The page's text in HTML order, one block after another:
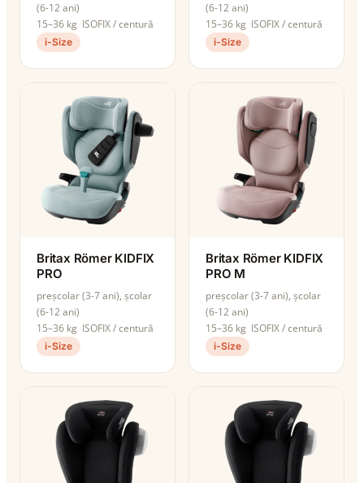
(6-12 ani)
15–36 kg ISOFIX / centură
i-Size
(6-12 ani)
15–36 kg ISOFIX / centură
i-Size
Britax Römer KIDFIX
PRO
preșcolar (3-7 ani), școlar
(6-12 ani)
15–36 kg ISOFIX / centură
i-Size
Britax Römer KIDFIX
PRO M
preșcolar (3-7 ani), școlar
(6-12 ani)
15–36 kg ISOFIX / centură
i-Size